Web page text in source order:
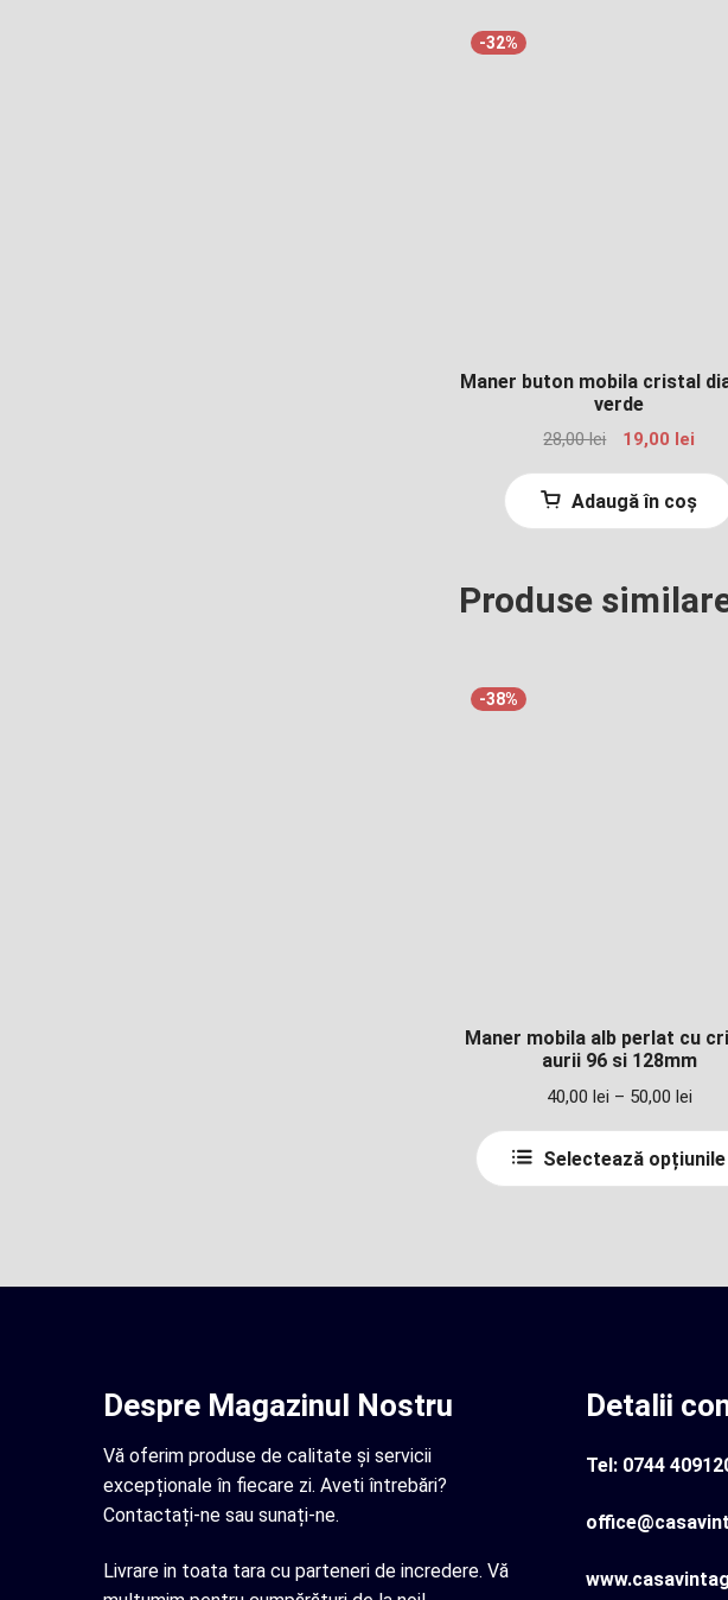
-32%
Maner buton mobila cristal
verde
28,00lei
Prețul
a
fost:
19,00 leiPrețul
Adaugă în coș
Produse
-38%
Maner mobila alb perlat cu
aurii 96 si 128mm
40,00 lei – 50,00 lei
Selectează opțiunile
Despre Magazinul Nostru
Vă oferim produse de calitate și servicii
excepționale în fiecare zi. Aveti întrebări?
Contactați-ne sau sunați-ne.
Livrare in toata tara cu parteneri de incredere. Vă
Detalii
Tel: 0744